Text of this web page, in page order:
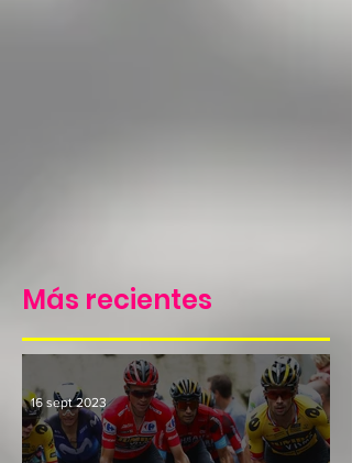
Más recientes
16 sept 2023